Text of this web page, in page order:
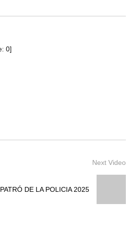
0]
Next Video
DE LA POLICIA 2025